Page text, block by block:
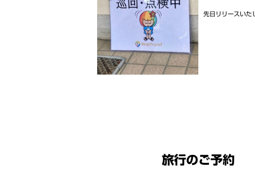
先日リリースいた
旅行のご予約